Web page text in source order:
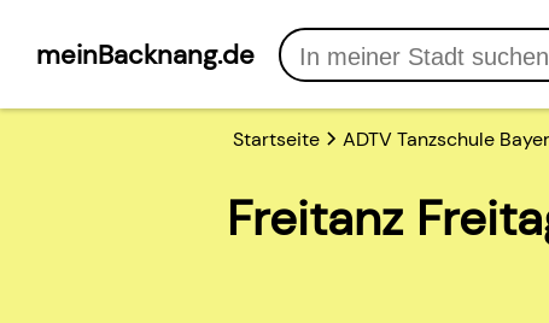
meinBacknang.de
Startseite ADTV Tanzschule
Freitanz